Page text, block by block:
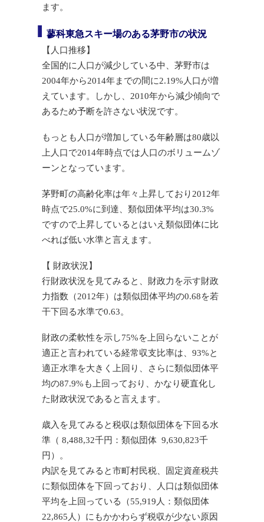
ます。
蓼科東急スキー場のある茅野市の状況
【人口推移】
全国的に人口が減少している中、茅野市は
2004年から2014年までの間に2.19%人口が増
えています。しかし、2010年から減少傾向で
あるため予断を許さない状況です。
もっとも人口が増加している年齢層は80歳以
上人口で2014年時点では人口のボリュームゾ
ーンとなっています。
茅野町の高齢化率は年々上昇しており2012年
時点で25.0%に到達、類似団体平均は30.3%
ですので上昇しているとはいえ類似団体に比
べれば低い水準と言えます。
【 財政状況】
行財政状況を見てみると、財政力を示す財政
力指数（2012年）は類似団体平均の0.68を若
干下回る水準で0.63。
財政の柔軟性を示し75%を上回らないことが
適正と言われている経常収支比率は、93%と
適正水準を大きく上回り、さらに類似団体平
均の87.9%も上回っており、かなり硬直化し
た財政状況であると言えます。
歳入を見てみると税収は類似団体を下回る水
準（ 8,488,32千円：類似団体 9,630,823千
円）。
内訳を見てみると市町村民税、固定資産税共
に類似団体を下回っており、人口は類似団体
平均を上回っている（55,919人：類似団体
22,865人）にもかかわらず税収が少ない原因